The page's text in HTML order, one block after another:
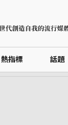
熱指標 話題